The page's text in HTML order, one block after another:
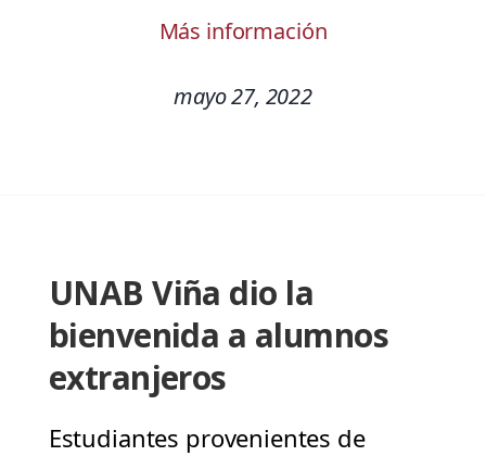
Más información
mayo 27, 2022
UNAB Viña dio la
bienvenida a alumnos
extranjeros
Estudiantes provenientes de